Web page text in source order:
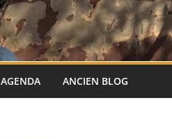
AGENDA ANCIEN BLOG